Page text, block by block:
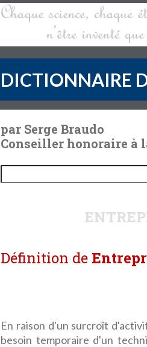
DICTIONNAIRE
par Serge Braudo
Conseiller honoraire à
Définition de
En raison d'un surcroît
besoin temporaire d'un